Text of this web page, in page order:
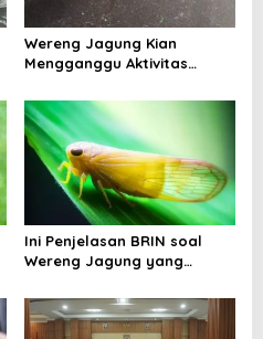
Wereng Jagung Kian
Mengganggu Aktivitas
Miliki Solusi?
Ini Penjelasan BRIN soal
Wereng Jagung yang